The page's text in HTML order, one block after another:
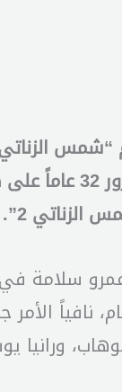
الزناتي 2”.
سلامة
ورانيا